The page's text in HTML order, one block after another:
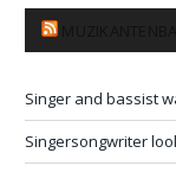
Singer and bassist
Singersongwriter